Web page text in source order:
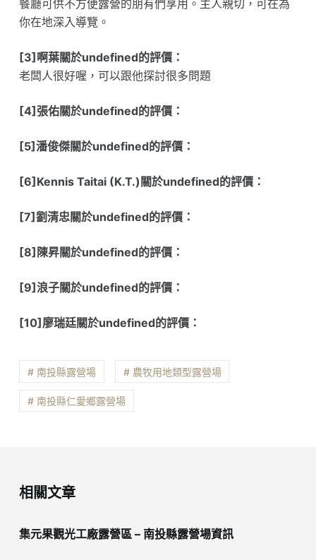
餐廳可供不方便露營的朋有們享用。主人親切，可在為
你在地深入導覽。
[3]啊葉關於undefined的評價：
老闆人很好喔，可以跟他探討很多問題
[4]張佑關於undefined的評價：
[5]潘俊傑關於undefined的評價：
[6]Kennis Taitai (K.T.)關於undefined的評價：
[7]劉清忠關於undefined的評價：
[8]陳昇關於undefined的評價：
[9]浪子關於undefined的評價：
[10]廖瑞廷關於undefined的評價：
# 南投縣露營場 # 農牧用地類型露營場
# 南投縣仁愛鄉露營場
相關文章
集元果觀光工廠露營區 – 南投縣露營場資訊